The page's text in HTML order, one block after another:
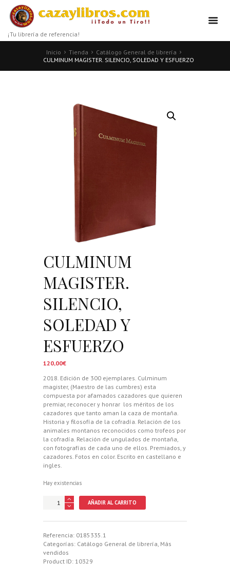
¡Tu librería de referencia!
Inicio Tienda
Catálogo General de librería
CULMINUM MAGISTER. SILENCIO, SOLEDAD Y ESFUERZO
CULMINUM
MAGISTER.
SILENCIO,
SOLEDAD Y
ESFUERZO
120,00€
2018. Edición de 300 ejemplares. Culminum
magister, (Maestro de las cumbres) esta
compuesta por afamados cazadores que quieren
premiar, reconocer y honrar los méritos de los
cazadores que tanto aman la caza de montaña.
Historia y filosofía de la cofradía. Relación de los
animales montanos reconocidos como trofeos por
la cofradía. Relación de ungulados de montaña,
con fotografías de cada uno de ellos. Premiados, y
cazadores. Fotos en color. Escrito en castellano e
ingles.
Hay existencias
CULMINUM
MAGISTER.
Y
ESFUERZO
cantidad
AÑADIR AL CARRITO
Referencia: 0185335.1
Categorías: Catálogo General de librería Más
vendidos
Product ID: 10329